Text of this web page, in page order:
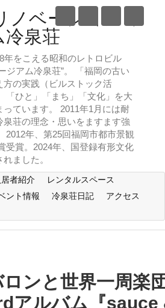
年をこえる昭和のレトロビル
ジアム冷泉荘”。 「福岡の古い
の実践（ビルストック活
「ひと」「まち」「文化」を大
ています。 2011年1月には耐
泉荘の理念・思いをますます強
2012年、第25回福岡市都市景観
受賞。2024年、国登録有形文化
ました。
居者紹介
レンタルスペース
ント情報 冷泉荘日記
アクセス
ロンと世界一周楽
アルバム『